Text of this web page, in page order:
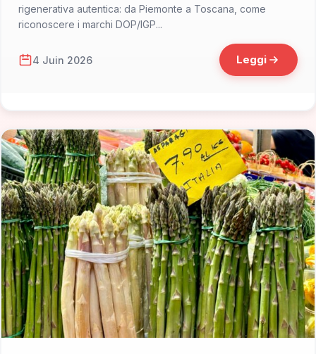
rigenerativa autentica: da Piemonte a Toscana, come
riconoscere i marchi DOP/IGP...
4 Juin 2026 Leggi